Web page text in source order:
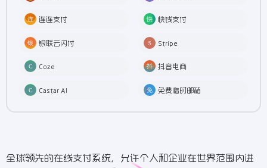
连连支付 快钱支付
银联云闪付 Stripe
Coze 抖音电商
Castar AI 免费临时邮箱
全球领先的在线支付系统，允许个人和企业在世界范围内进